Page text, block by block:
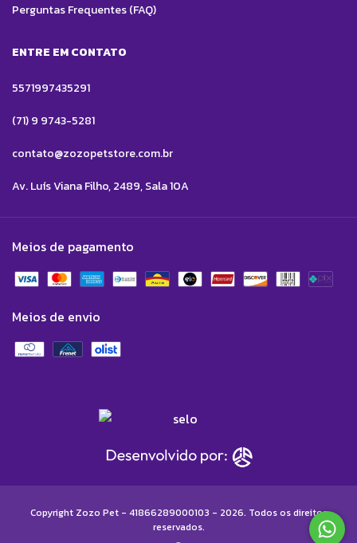
Perguntas Frequentes (FAQ)
ENTRE EM CONTATO
5571997435291
(71) 9 9743-5281
contato@zozopetstore.com.br
Av. Luís Viana Filho, 2489, Sala 10A
Meios de pagamento
Meios de envio
Copyright Zozo Pet - 41866289000103 - 2026. Todos os direitos
reservados.